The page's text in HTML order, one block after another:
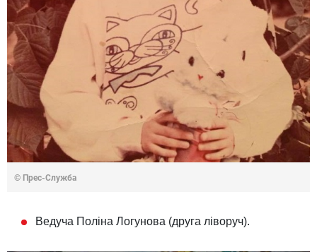
© Прес-Служба
Ведуча Поліна Логунова (друга ліворуч).